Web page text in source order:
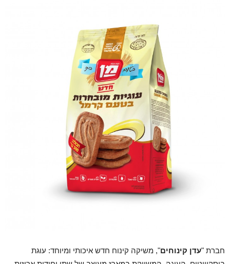
חברת "עדן קינוחים", משיקה קינוח חדש איכותי ומיוחד: עוגת